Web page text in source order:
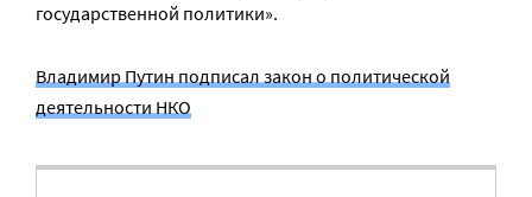
государственной политики».
Владимир Путин подписал закон о политической
деятельности НКО